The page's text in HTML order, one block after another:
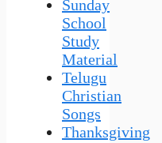
Sunday
School
Study
Material
Telugu
Christian
Songs
Thanksgiving